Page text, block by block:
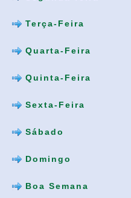
Terça-Feira
Quarta-Feira
Quinta-Feira
Sexta-Feira
Sábado
Domingo
Boa Semana